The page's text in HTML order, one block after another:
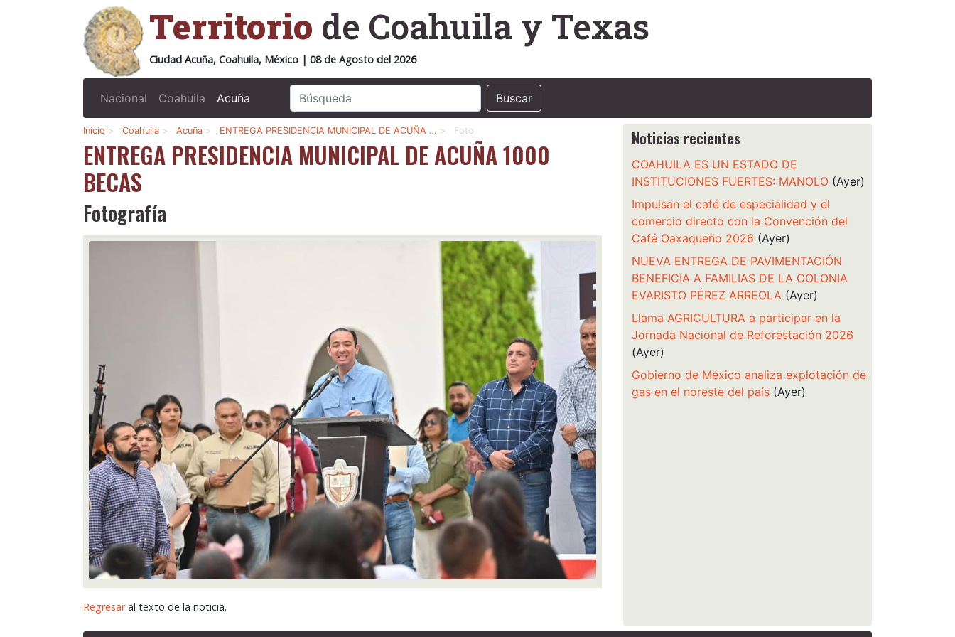
Territorio de Coahuila y Texas
Ciudad Acuña, Coahuila, México | 08 de Agosto del 2026
Nacional Coahuila Acuña Buscar
Inicio > Coahuila > Acuña > ENTREGA PRESIDENCIA MUNICIPAL DE ACUÑA … > Foto
ENTREGA PRESIDENCIA MUNICIPAL DE ACUÑA 1000
BECAS
Fotografía
Regresaral texto de la noticia.
Noticias recientes
COAHUILA ES UN ESTADO DE
INSTITUCIONES FUERTES: MANOLO (Ayer)
Impulsan el café de especialidad y el
comercio directo con la Convención del
Café Oaxaqueño 2026 (Ayer)
NUEVA ENTREGA DE PAVIMENTACIÓN
BENEFICIA A FAMILIAS DE LA COLONIA
EVARISTO PÉREZ ARREOLA (Ayer)
Llama AGRICULTURA a participar en la
Jornada Nacional de Reforestación 2026
(Ayer)
Gobierno de México analiza explotación de
gas en el noreste del país (Ayer)